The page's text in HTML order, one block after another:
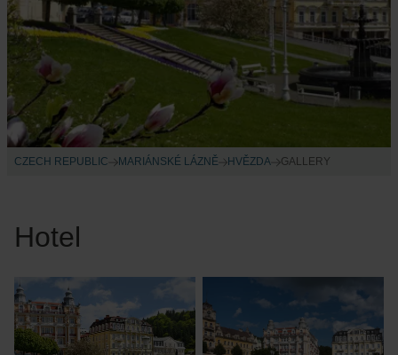
CZECH REPUBLIC MARIÁNSKÉ LÁZNĚ HVĚZDA GALLERY
Hotel